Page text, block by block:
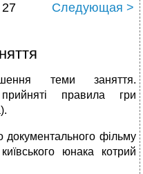
Следующая >
теми заняття.
правила гри
документального фільму
юнака котрий